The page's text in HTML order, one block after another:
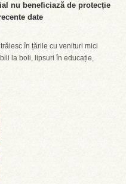
nu beneficiază de protecție
date
în țările cu venituri mici
la boli, lipsuri în educație,